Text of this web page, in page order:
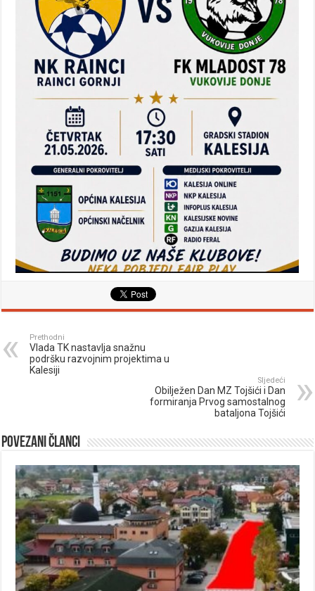
Prethodni
Vlada TK nastavlja snažnu
podršku razvojnim projektima u
Kalesiji
Sljedeći
Obilježen Dan MZ Tojšići i Dan
formiranja Prvog samostalnog
bataljona Tojšići
Povezani članci